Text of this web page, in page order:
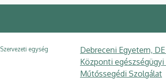
Szervezeti egység
Debreceni Egyetem,
Központi
Műtőssegédi Szolgálat